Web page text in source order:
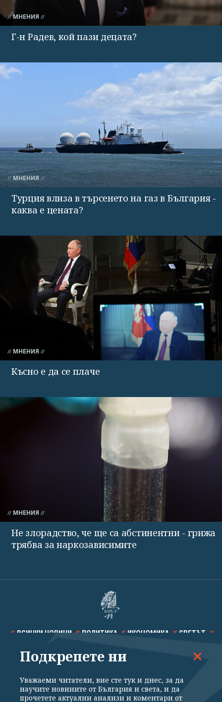
МНЕНИЯ
Г-н Радев, кой пази децата?
МНЕНИЯ
Турция влиза в търсенето на газ в България -
каква е цената?
МНЕНИЯ
Късно е да се плаче
МНЕНИЯ
Не злорадство, че ще са абстинентни - грижа
трябва за наркозависимите
ВСИЧКИ НОВИНИ ПОЛИТИКА ИКОНОМИКА СВЕТЪТ
СПОРТ КУЛТУРА ТЕХНОЛОГИИ КАЛЕЙДОСКОП
Подкрепете ни
Уважаеми читатели, вие сте тук и днес, за да
научите новините от България и света, и да
прочетете актуални анализи и коментари от